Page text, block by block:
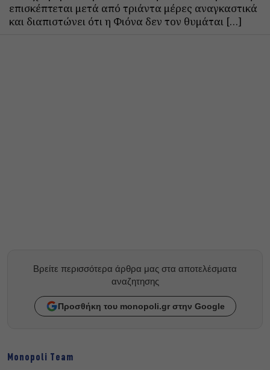
επισκέπτεται μετά από τριάντα μέρες αναγκαστικά
και διαπιστώνει ότι η Φιόνα δεν τον θυμάται […]
Βρείτε περισσότερα άρθρα μας στα αποτελέσματα
αναζητησης
Προσθήκη του monopoli.gr στην Google
Monopoli Team